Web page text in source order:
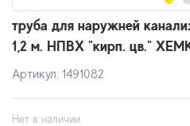
труба для наружней
1,2 м. НПВХ "кирп. цв."
Артикул: 1491082
Нет в наличии